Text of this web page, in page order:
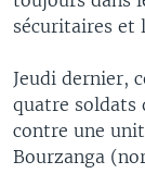
sécuritaires et
Jeudi dernier,
quatre soldats
contre une
Bourzanga